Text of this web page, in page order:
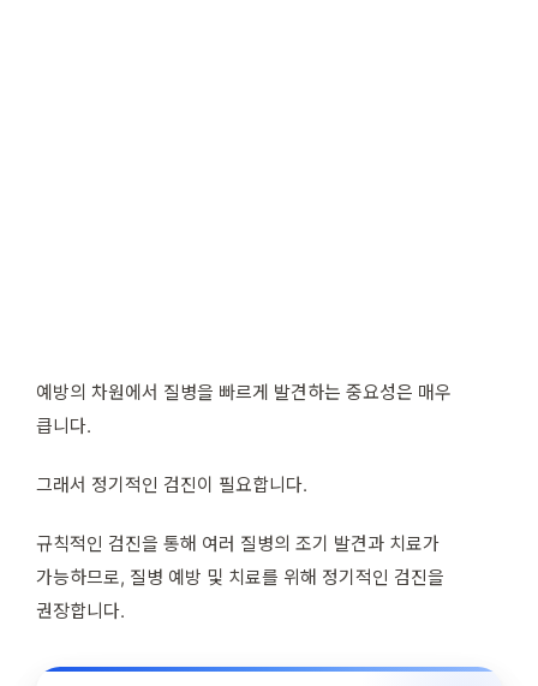
예방의 차원에서 질병을 빠르게 발견하는 중요성은 매우
큽니다.
그래서 정기적인 검진이 필요합니다.
규칙적인 검진을 통해 여러 질병의 조기 발견과 치료가
가능하므로, 질병 예방 및 치료를 위해 정기적인 검진을
권장합니다.